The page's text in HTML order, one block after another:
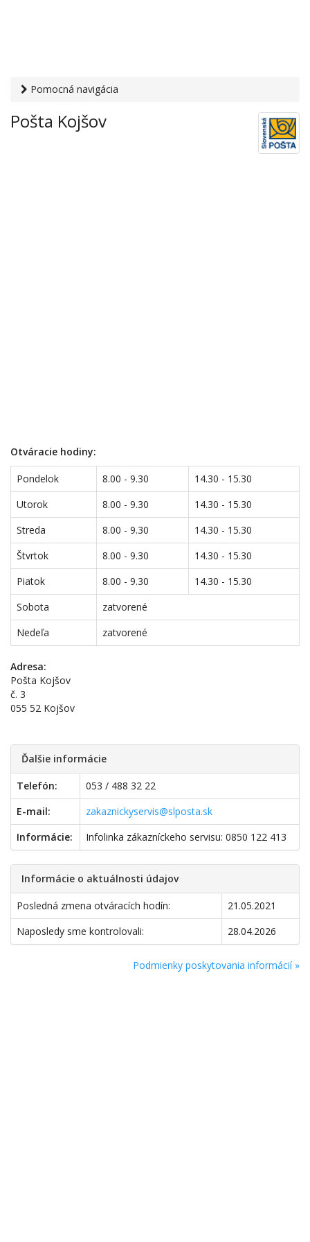
Pomocná navigácia
služby› Pošty› Pošta Kojšov
Pošta Kojšov
Otváracie hodiny:
Pondelok 8.00 - 9.30
14.30 - 15.30
Utorok
8.00 - 9.30
14.30 - 15.30
Streda
8.00 - 9.30
14.30 - 15.30
Štvrtok
8.00 - 9.30
14.30 - 15.30
Piatok
8.00 - 9.30
14.30 - 15.30
Sobota
zatvorené
Nedeľa
zatvorené
Adresa:
Pošta Kojšov
č. 3
055 52 Kojšov
Ďalšie informácie
Telefón:
053 / 488 32 22
E-mail:
zakaznickyservis@slposta.sk
Informácie:
Infolinka zákazníckeho servisu: 0850 122 413
Informácie o aktuálnosti údajov
Posledná zmena otváracích hodín:
21.05.2021
Naposledy sme kontrolovali:
28.04.2026
Podmienky poskytovania informácií »